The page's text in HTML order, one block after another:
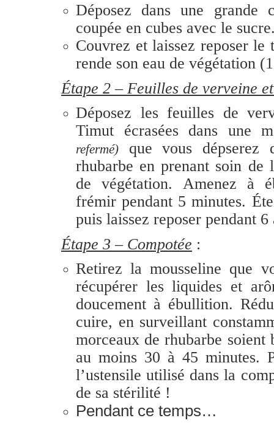
Déposez dans une grande
coupée en cubes avec le sucre
Couvrez et laissez reposer le
rende son eau de végétation
Étape 2 – Feuilles de verveine
Déposez les feuilles de
Timut écrasées dans une
refermé)
que vous dépserez
rhubarbe en prenant soin de
de végétation. Amenez à
frémir pendant 5 minutes. Éte
puis laissez reposer pendant 6
Étape 3 – Compotée :
Retirez la mousseline que
récupérer les liquides et
doucement à ébullition.
cuire, en surveillant
morceaux de rhubarbe soient
au moins 30 à 45 minutes.
l’ustensile utilisé dans la
de sa stérilité !
Pendant ce temps…